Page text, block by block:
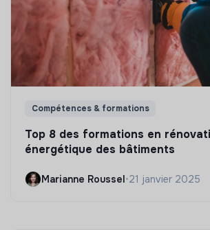
Compétences & formations
Top 8 des formations en
énergétique des bâtiments
Marianne Roussel•21 janvier 2025